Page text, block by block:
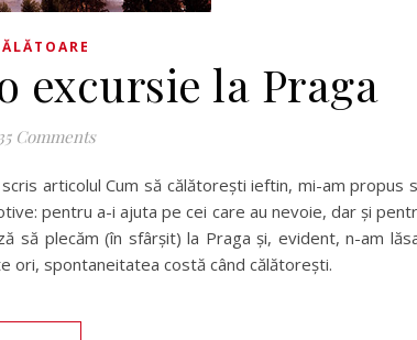
excursie la Praga
35 Comments
articolul Cum să călătorești ieftin, mi-am propus
pentru a-i ajuta pe cei care au nevoie, dar și
să plecăm (în sfârșit) la Praga și, evident, n-am
ori, spontaneitatea costă când călătorești.